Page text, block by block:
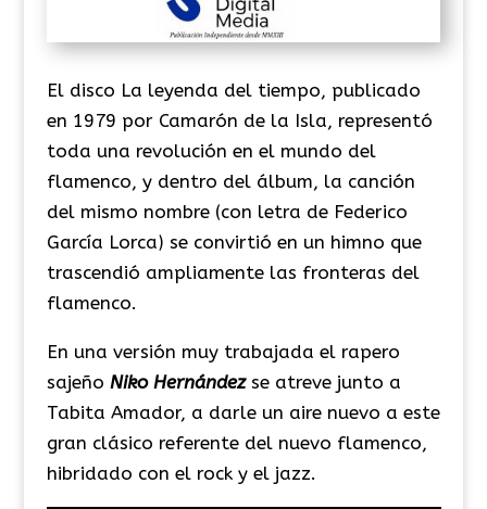
El disco La leyenda del tiempo, publicado
en 1979 por Camarón de la Isla, representó
toda una revolución en el mundo del
flamenco, y dentro del álbum, la canción
del mismo nombre (con letra de Federico
García Lorca) se convirtió en un himno que
trascendió ampliamente las fronteras del
flamenco.
En una versión muy trabajada el rapero
sajeño Niko Hernández se atreve junto a
Tabita Amador, a darle un aire nuevo a este
gran clásico referente del nuevo flamenco,
hibridado con el rock y el jazz.